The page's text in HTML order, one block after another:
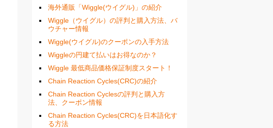
海外通販「Wiggle(ウイグル)」の紹介
Wiggle（ウイグル）の評判と購入方法、バ
ウチャー情報
Wiggle(ウイグル)のクーポンの入手方法
Wiggleの円建て払いはお得なのか？
Wiggle 最低商品価格保証制度スタート！
Chain Reaction Cycles(CRC)の紹介
Chain Reaction Cyclesの評判と購入方
法、クーポン情報
Chain Reaction Cycles(CRC)を日本語化す
る方法